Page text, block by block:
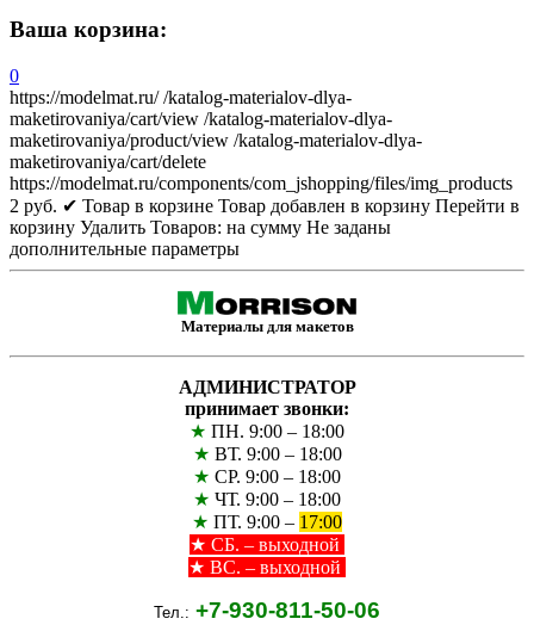
Ваша корзина:
0
https://modelmat.ru/ /katalog-materialov-dlya-
maketirovaniya/cart/view /katalog-materialov-dlya-
maketirovaniya/product/view /katalog-materialov-dlya-
maketirovaniya/cart/delete
https://modelmat.ru/components/com_jshopping/files/img_products
2 руб. ✔ Товар в корзине Товар добавлен в корзину Перейти в
корзину Удалить Товаров: на сумму Не заданы
дополнительные параметры
Материалы для макетов
АДМИНИСТРАТОР
принимает звонки:
★ ПН. 9:00 – 18:00
★ ВТ. 9:00 – 18:00
★ СР. 9:00 – 18:00
★ ЧТ. 9:00 – 18:00
★ ПТ. 9:00 – 17:00
★ СБ. – выходной
★ ВС. – выходной
Тел.: +7-930-811-50-06